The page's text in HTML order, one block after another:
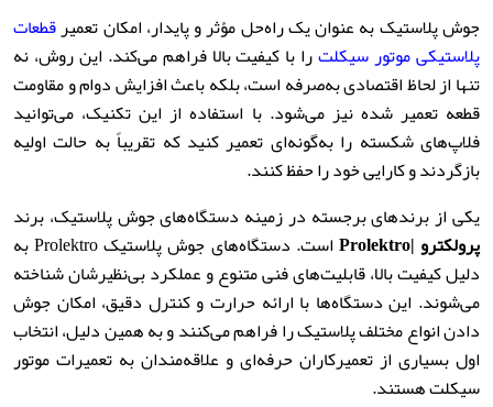
جوش پلاستیک به عنوان یک راه‌حل مؤثر و پایدار، امکان تعمیرقطعات
پلاستیکی موتور سیکلترا با کیفیت بالا فراهم می‌کند. این روش، نه
تنها از لحاظ اقتصادی به‌صرفه است، بلکه باعث افزایش دوام و مقاومت
قطعه تعمیر شده نیز می‌شود. با استفاده از این تکنیک، می‌توانید
فلاپ‌های شکسته را به‌گونه‌ای تعمیر کنید که تقریباً به حالت اولیه
بازگردند و کارایی خود را حفظ کنند.
یکی از برندهای برجسته در زمینه دستگاه‌های جوش پلاستیک، برند
پرولکترو |Prolektro
است. دستگاه‌های جوش پلاستیک Prolektro به
دلیل کیفیت بالا، قابلیت‌های فنی متنوع و عملکرد بی‌نظیرشان شناخته
می‌شوند. این دستگاه‌ها با ارائه حرارت و کنترل دقیق، امکان جوش
دادن انواع مختلف پلاستیک را فراهم می‌کنند و به همین دلیل، انتخاب
اول بسیاری از تعمیرکاران حرفه‌ای و علاقه‌مندان به تعمیرات موتور
سیکلت هستند.